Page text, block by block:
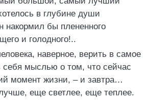
в глубине души
накормил бы плененного
и голодного!..
наверное, верить в самое
себя мыслью о том, что сейчас
момент жизни, – и завтра…
еще светлее, еще теплее.